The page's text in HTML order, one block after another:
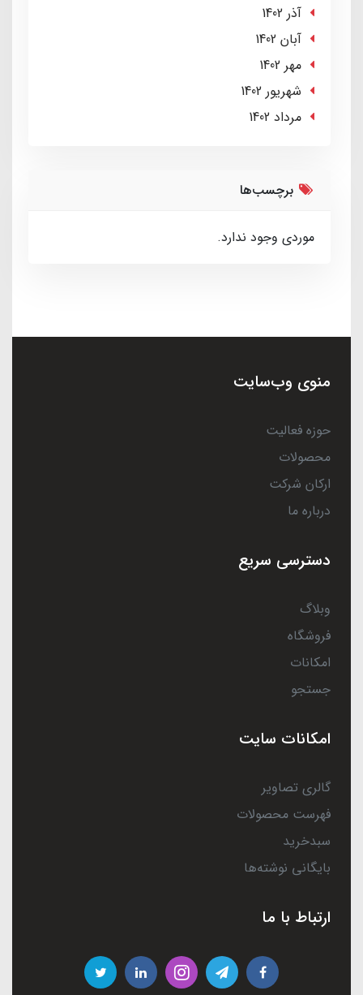
آذر 1402
آبان 1402
مهر 1402
شهریور 1402
مرداد 1402
برچسب‌ها
موردی وجود ندارد.
منوی وب‌سایت
حوزه فعالیت
محصولات
ارکان شرکت
درباره ما
دسترسی سریع
وبلاگ
فروشگاه
امکانات
جستجو
امکانات سایت
گالری تصاویر
فهرست محصولات
سبدخرید
بایگانی نوشته‌ها
ارتباط با ما